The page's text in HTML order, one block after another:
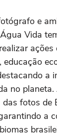
e
Vida
ações
educação
a
no
fotos de
a